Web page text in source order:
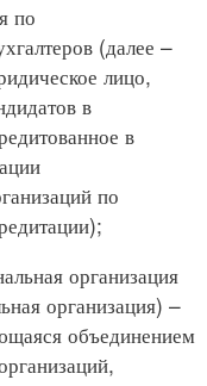
по
(далее –
лицо,
в
в
по
организация
организация) –
объединением